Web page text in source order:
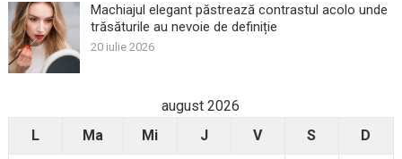
Machiajul elegant păstrează contrastul acolo unde
trăsăturile au nevoie de definiție
20 iulie 2026
august 2026
L
Ma Mi J V S D